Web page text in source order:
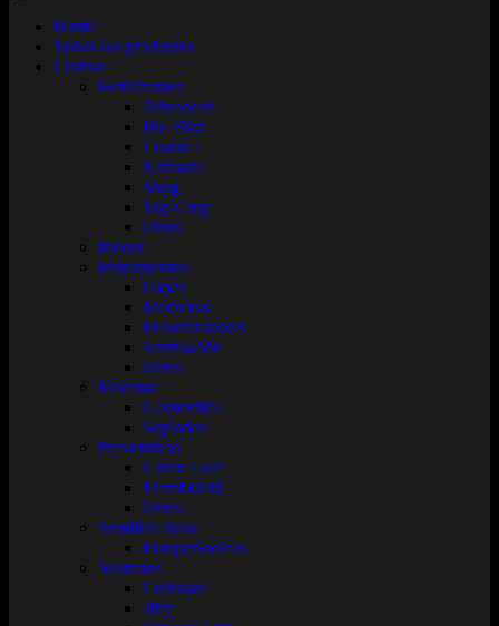
Home
Todos los productos
Cultivo
Fertilizantes
Advanced
Bio Bizz
Cuatro L
Namaste
Skog
Top Crop
Otros
Indoor
Instrumentos
Lupas
Medicion
Pulverizadores
Ventilación
Otros
Macetas
Geotextiles
Sopladas
Preventivos
Green Leaf
Mamboretá
Otros
Semillas Inase
Fotoperiodicas
Sustratos
Cultivate
Jiffy